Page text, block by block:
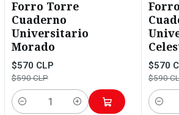
Forro Torre
Cuaderno
Universitario
Morado
$570 CLP
$590 CLP
Cantidad
$570
$590
Cantidad